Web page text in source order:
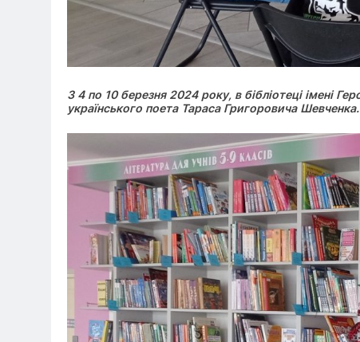
З 4 по 10 березня 2024 року, в бібліотеці імені
українського поета Тараса Григоровича Шевченка.